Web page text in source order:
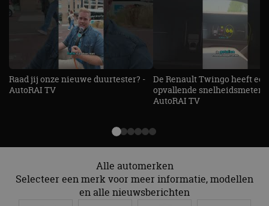
Raad jij onze nieuwe duurtester? -
AutoRAI TV
De Renault Twingo heeft een
opvallende snelheidsmeter! -
AutoRAI TV
Alle automerken
Selecteer een merk voor meer informatie, modellen
en alle nieuwsberichten